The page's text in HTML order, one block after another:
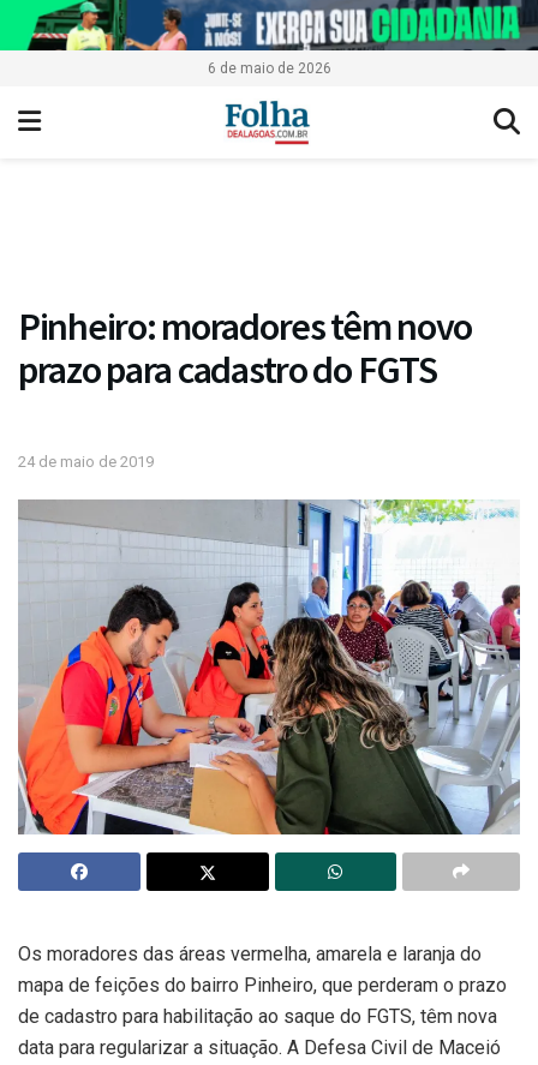
6 de maio de 2026
Pinheiro: moradores têm novo
prazo para cadastro do FGTS
24 de maio de 2019
Os moradores das áreas vermelha, amarela e laranja do
mapa de feições do bairro Pinheiro, que perderam o prazo
de cadastro para habilitação ao saque do FGTS, têm nova
data para regularizar a situação. A Defesa Civil de Maceió